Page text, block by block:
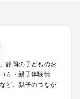
け
静岡の子どものお
ミ・親子体験情
ど、親子のつなが